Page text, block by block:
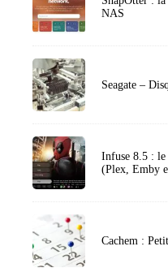
NAS
Seagate –
Infuse 8.5 : le
(Plex, Emby
Cachem :